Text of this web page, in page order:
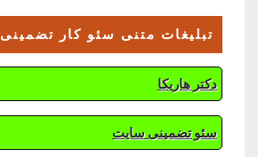
تبلیغات متنی سئو کار تضمینی
دکتر هاریکا
سئو تضمینی سایت